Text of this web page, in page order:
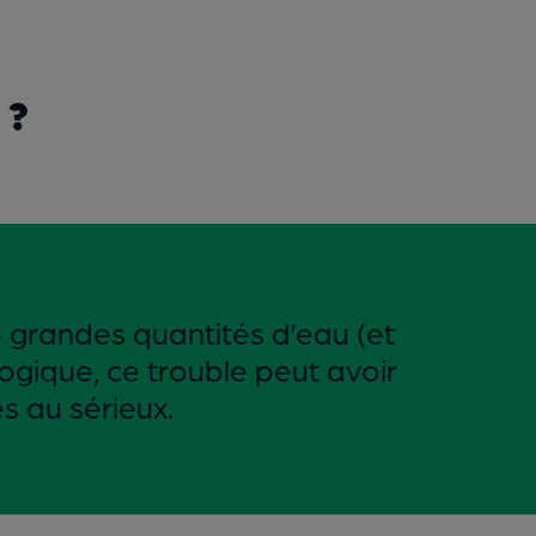
quantités d’eau (et
ce trouble peut avoir
au sérieux.